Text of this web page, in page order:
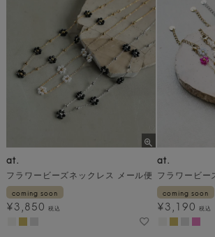
at.
フラワービーズネックレス メール便
coming soon
¥3,850 税込
at.
coming soon
¥3,190 税込